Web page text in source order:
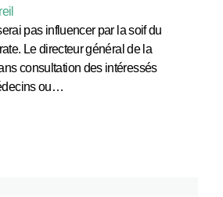
pas influencer par la soif du
Le directeur général de la
consultation des intéressés
ou…